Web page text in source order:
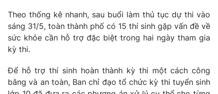
Theo thống kê nhanh, sau buổi làm thủ tục dự thi vào
sáng 31/5, toàn thành phố có 15 thí sinh gặp vấn đề về
sức khỏe cần hỗ trợ đặc biệt trong hai ngày tham gia
kỳ thi.
Để hỗ trợ thí sinh hoàn thành kỳ thi một cách công
bằng và an toàn, Ban chỉ đạo tổ chức kỳ thi tuyển sinh